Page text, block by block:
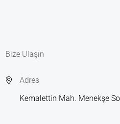
Bize Ulaşın
Adres
Kemalettin Mah. Menekşe